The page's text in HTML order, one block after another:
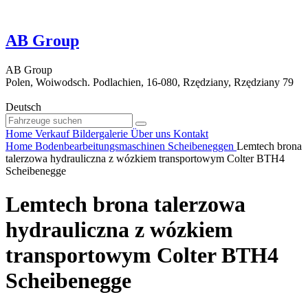
AB Group
AB Group
Polen, Woiwodsch. Podlachien, 16-080, Rzędziany, Rzędziany 79
Deutsch
Home Verkauf Bildergalerie Über uns Kontakt
Home Bodenbearbeitungsmaschinen Scheibeneggen Lemtech brona
talerzowa hydrauliczna z wózkiem transportowym Colter BTH4
Scheibenegge
Lemtech brona talerzowa
hydrauliczna z wózkiem
transportowym Colter BTH4
Scheibenegge